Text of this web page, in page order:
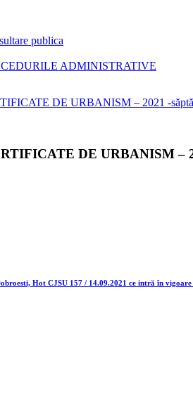
publica
ADMINISTRATIVE
DE URBANISM –
Hot CJSU 157 / 14.09.2021 ce intră în